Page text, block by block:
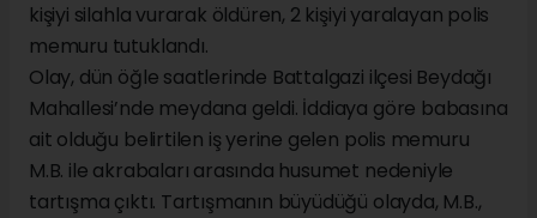
kişiyi silahla vurarak öldüren, 2 kişiyi yaralayan polis
memuru tutuklandı.
Olay, dün öğle saatlerinde Battalgazi ilçesi Beydağı
Mahallesi’nde meydana geldi. İddiaya göre babasına
ait olduğu belirtilen iş yerine gelen polis memuru
M.B. ile akrabaları arasında husumet nedeniyle
tartışma çıktı. Tartışmanın büyüdüğü olayda, M.B.,